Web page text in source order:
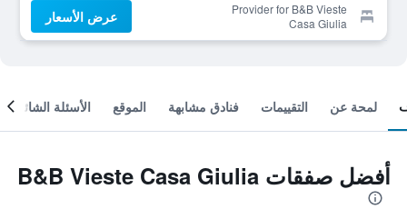
Provider for B&B Vieste
Casa Giulia
عرض الأسعار
لمحة عن التقييمات فنادق مشابهة الموقع الأسئلة الشائعة
أفضل صفقات B&B Vieste Casa Giulia